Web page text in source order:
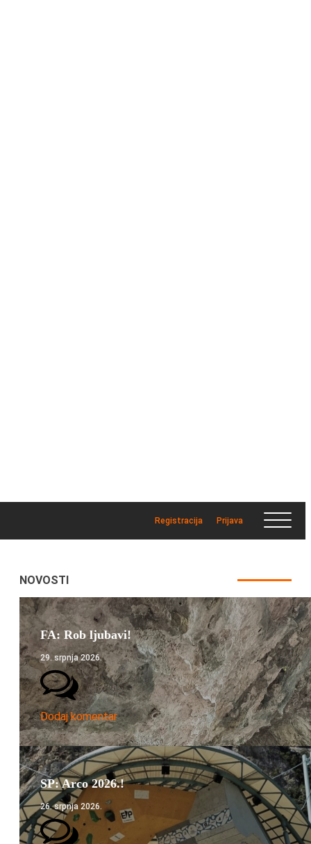
Registracija Prijava
NOVOSTI
FA: Rob ljubavi!
29. srpnja 2026.
Dodaj komentar
SP: Arco 2026.!
26. srpnja 2026.